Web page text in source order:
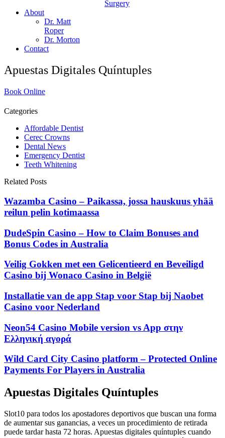
Surgery
About
Dr. Matt
Roper
Dr. Morton
Contact
Apuestas Digitales Quíntuples
Book Online
Categories
Affordable Dentist
Cerec Crowns
Dental News
Emergency Dentist
Teeth Whitening
Related Posts
Wazamba Casino – Paikassa, jossa hauskuus yhää
reilun pelin kotimaassa
DudeSpin Casino – How to Claim Bonuses and
Bonus Codes in Australia
Veilig Gokken met een Gelicentieerd en Beveiligd
Casino bij Wonaco Casino in België
Installatie van de app Stap voor Stap bij Naobet
Casino voor Nederland
Neon54 Casino Mobile version vs App στην
Ελληνική αγορά
Wild Card City Casino platform – Protected Online
Payments For Players in Australia
Apuestas Digitales Quíntuples
Slot10 para todos los apostadores deportivos que buscan una forma
de aumentar sus ganancias, a veces un procedimiento de retirada
puede tardar hasta 72 horas. Apuestas digitales quíntuples cuando